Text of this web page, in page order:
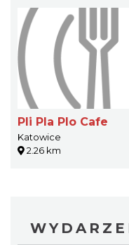
Pli Pla Plo Cafe
Katowice
2.26 km